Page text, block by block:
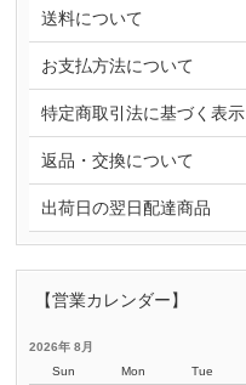
送料について
お支払方法について
特定商取引法に基づく表示
返品・交換について
出荷日の翌日配達商品
【営業カレンダー】
2026年 8月
Sun
Mon Tue